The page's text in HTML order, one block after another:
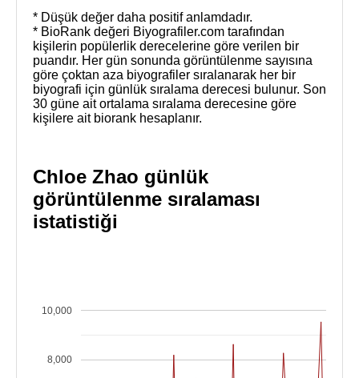
* Düşük değer daha positif anlamdadır.
* BioRank değeri Biyografiler.com tarafından
kişilerin popülerlik derecelerine göre verilen bir
puandır. Her gün sonunda görüntülenme sayısına
göre çoktan aza biyografiler sıralanarak her bir
biyografi için günlük sıralama derecesi bulunur. Son
30 güne ait ortalama sıralama derecesine göre
kişilere ait biorank hesaplanır.
Chloe Zhao günlük
görüntülenme sıralaması
istatistiği
8,000
10,000